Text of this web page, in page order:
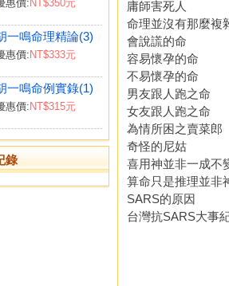
惠價: NT$350元
一鳴命理精論(3)
惠價: NT$333元
一鳴命例實錄(1)
惠價: NT$315元
錄
庸師害死人
命理並沒有那麼複
會說謊的命
容易懷孕的命
不易懷孕的命
男友跟人跑之命
女友跟人跑之命
為情所困之賣菜郎
奇怪的尼姑
喜用神並非一成不
算命只是推理並非
SARS的原因
台灣抗SARS大事